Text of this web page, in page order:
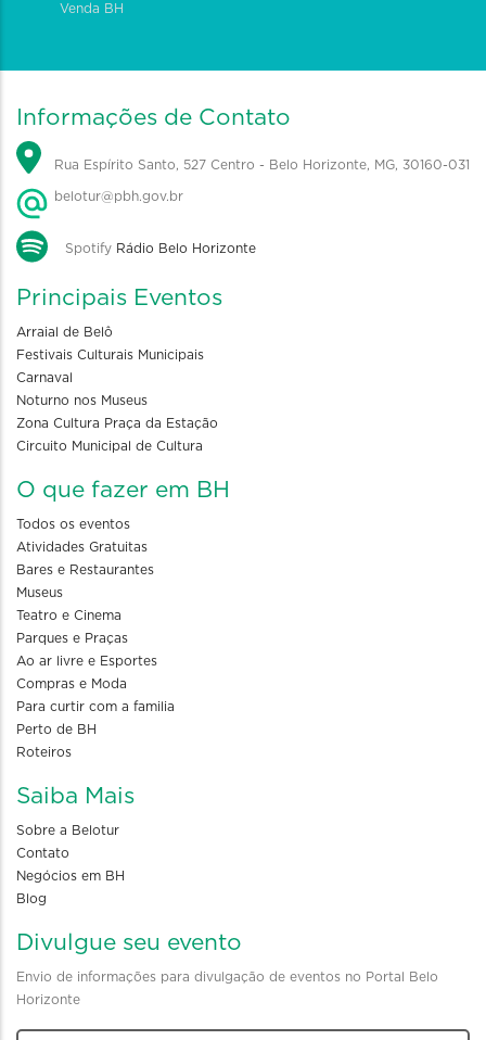
Venda BH
Informações de Contato
Rua Espírito Santo, 527 Centro - Belo Horizonte, MG, 30160-031
belotur@pbh.gov.br
Spotify Rádio Belo Horizonte
Principais Eventos
Arraial de Belô
Festivais Culturais Municipais
Carnaval
Noturno nos Museus
Zona Cultura Praça da Estação
Circuito Municipal de Cultura
O que fazer em BH
Todos os eventos
Atividades Gratuitas
Bares e Restaurantes
Museus
Teatro e Cinema
Parques e Praças
Ao ar livre e Esportes
Compras e Moda
Para curtir com a familia
Perto de BH
Roteiros
Saiba Mais
Sobre a Belotur
Contato
Negócios em BH
Blog
Divulgue seu evento
Envio de informações para divulgação de eventos no Portal Belo
Horizonte